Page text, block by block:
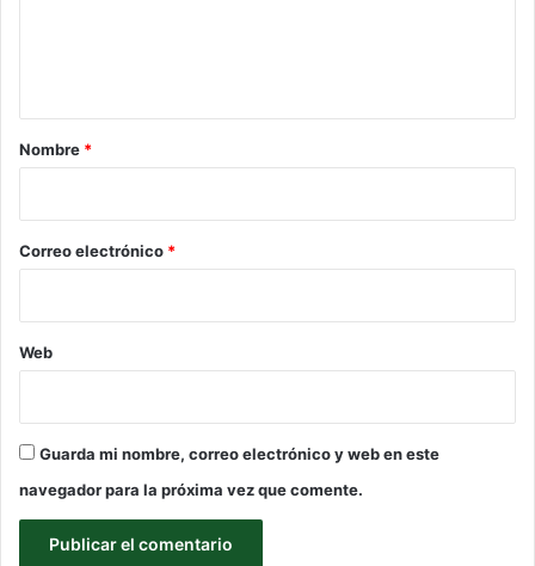
r
*
Nombre *
Correo electrónico *
Web
Guarda mi nombre, correo electrónico y web en este
navegador para la próxima vez que comente.